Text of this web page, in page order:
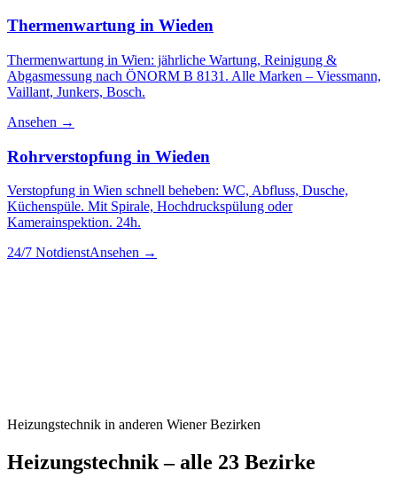
Thermenwartung in Wieden
Thermenwartung in Wien: jährliche Wartung, Reinigung &
Abgasmessung nach ÖNORM B 8131. Alle Marken – Viessmann,
Vaillant, Junkers, Bosch.
Ansehen →
Rohrverstopfung in Wieden
Verstopfung in Wien schnell beheben: WC, Abfluss, Dusche,
Küchenspüle. Mit Spirale, Hochdruckspülung oder
Kamerainspektion. 24h.
24/7 NotdienstAnsehen →
Heizungstechnik in anderen Wiener Bezirken
Heizungstechnik– alle 23 Bezirke